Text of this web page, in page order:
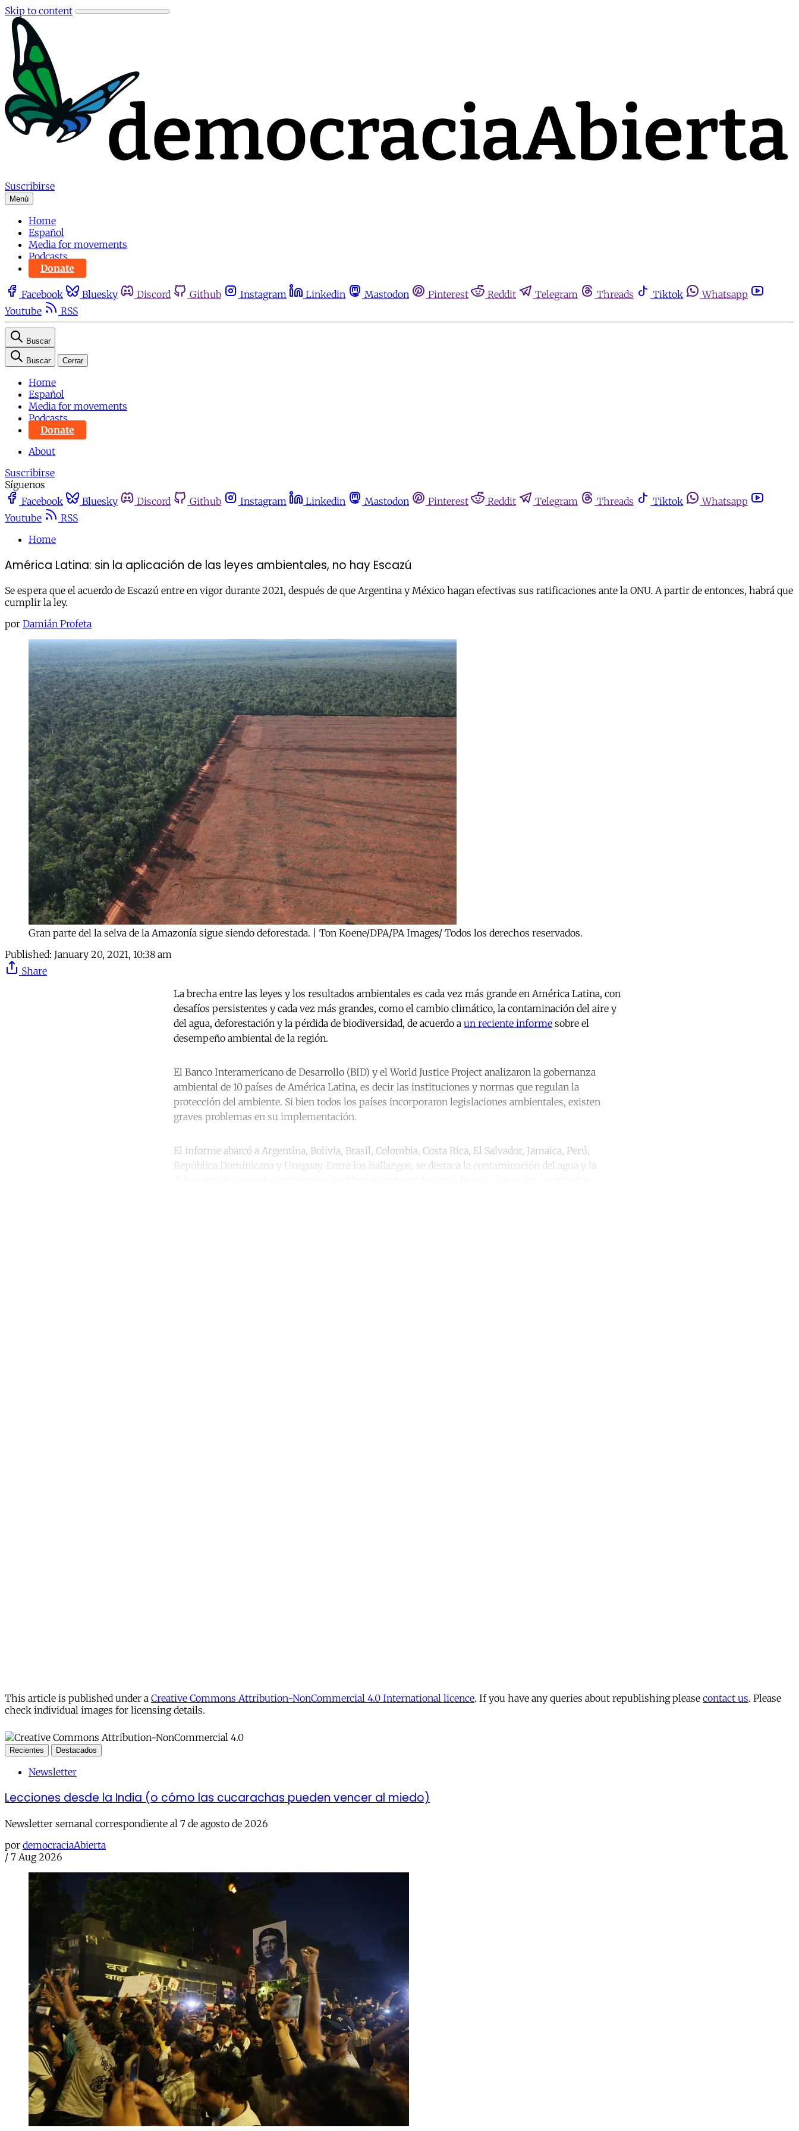
Skip to content
Suscribirse
Menú
Home
Español
Media for movements
Podcasts
Donate
Facebook Bluesky Discord Github Instagram Linkedin Mastodon Pinterest Reddit Telegram Threads Tiktok
Whatsapp
Youtube
RSS
Buscar
Buscar Cerrar
Home
Español
Media for movements
Podcasts
Donate
About
Suscribirse
Síguenos
Facebook
Bluesky Discord Github Instagram Linkedin Mastodon Pinterest Reddit Telegram Threads Tiktok
Whatsapp
Youtube
RSS
Home
América Latina: sin la aplicación de las leyes ambientales, no hay Escazú
Se espera que el acuerdo de Escazú entre en vigor durante 2021, después de que Argentina y México hagan efectivas sus ratificaciones ante la ONU. A partir de entonces, habrá que
cumplir la ley.
por Damián Profeta
Gran parte del la selva de la Amazonía sigue siendo deforestada. | Ton Koene/DPA/PA Images/ Todos los derechos reservados.
Published: January 20, 2021, 10:38 am
Share
La brecha entre las leyes y los resultados ambientales es cada vez más grande en América Latina, con
desafíos persistentes y cada vez más grandes, como el cambio climático, la contaminación del aire y
del agua, deforestación y la pérdida de biodiversidad, de acuerdo a un reciente informe sobre el
desempeño ambiental de la región.
El Banco Interamericano de Desarrollo (BID) y el World Justice Project analizaron la gobernanza
ambiental de 10 países de América Latina, es decir las instituciones y normas que regulan la
protección del ambiente. Si bien todos los países incorporaron legislaciones ambientales, existen
graves problemas en su implementación.
El informe abarcó a Argentina, Bolivia, Brasil, Colombia, Costa Rica, El Salvador, Jamaica, Perú,
República Dominicana y Uruguay. Entre los hallazgos, se destaca la contaminación del agua y la
This article is published under a Creative Commons Attribution-NonCommercial 4.0 International licence. If you have any queries about republishing please contact us. Please
check individual images for licensing details.
Recientes Destacados
Newsletter
Lecciones desde la India (o cómo las cucarachas pueden vencer al miedo)
Newsletter semanal correspondiente al 7 de agosto de 2026
por democraciaAbierta
/ 7 Aug 2026